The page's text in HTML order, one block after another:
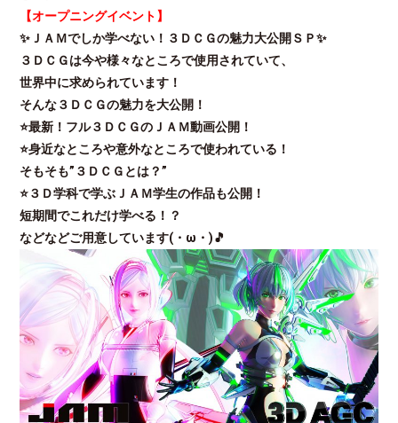
【オープニングイベント】
✨ＪＡＭでしか学べない！３ＤＣＧの魅力大公開ＳＰ✨
３ＤＣＧは今や様々なところで使用されていて、
世界中に求められています！
そんな３ＤＣＧの魅力を大公開！
⭐最新！フル３ＤＣＧのＪＡＭ動画公開！
⭐身近なところや意外なところで使われている！
そもそも”３ＤＣＧとは？”
⭐３Ｄ学科で学ぶＪＡＭ学生の作品も公開！
短期間でこれだけ学べる！？
などなどご用意しています(・ω・)🎵